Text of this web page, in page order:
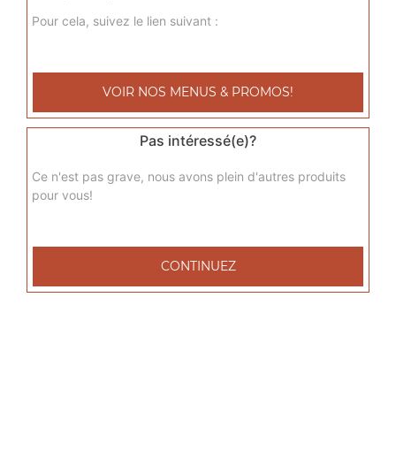
Pour cela, suivez le lien suivant :
VOIR NOS MENUS & PROMOS!
Pas intéressé(e)?
Ce n'est pas grave, nous avons plein d'autres produits
pour vous!
CONTINUEZ